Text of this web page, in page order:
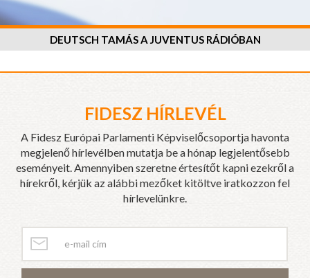
DEUTSCH TAMÁS A JUVENTUS RÁDIÓBAN
FIDESZ HÍRLEVÉL
A Fidesz Európai Parlamenti Képviselőcsoportja havonta
megjelenő hírlevélben mutatja be a hónap legjelentősebb
eseményeit. Amennyiben szeretne értesítőt kapni ezekről a
hírekről, kérjük az alábbi mezőket kitöltve iratkozzon fel
hírlevelünkre.